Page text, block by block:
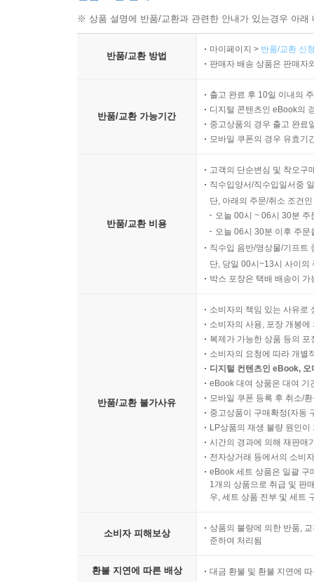
※ 상품 설명에 반품/교환과 관련한 안내가 있는경우 아
반품/교환 방법
마이페이지 > 반품/교환 신
판매자 배송 상품은 판매자
반품/교환 가능기간
출고 완료 후 10일 이내의
디지털 콘텐츠인 eBook의
중고상품의 경우 출고 완료
모바일 쿠폰의 경우 유효기
반품/교환 비용
고객의 단순변심 및 착오구
직수입양서/직수입일서중
단, 아래의 주문/취소 조건
오늘 00시 ~ 06시 30분
오늘 06시 30분 이후 주
직수입 음반/영상물/기프트
단, 당일 00시~13시 사이의
박스 포장은 택배 배송이
반품/교환 불가사유
소비자의 책임 있는 사유로
소비자의 사용, 포장 개봉
복제가 가능한 상품 등의
소비자의 요청에 따라 개별
디지털 컨텐츠인 eBook,
eBook 대여 상품은 대여 기
모바일 쿠폰 등록 후 취소/
중고상품이 구매확정(자동
LP상품의 재생 불량 원인
시간의 경과에 의해 재판매
전자상거래 등에서의 소비
eBook 세트 상품은 일괄 구
1개의 상품으로 취급 및 판
우, 세트 상품 전부 및 세트
소비자 피해보상
상품의 불량에 의한 반품,
준하여 처리됨
환불 지연에 따른 배상 대금 환불 및 환불 지연에